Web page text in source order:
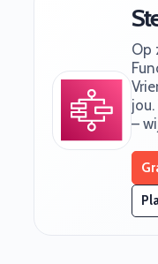
Op
–